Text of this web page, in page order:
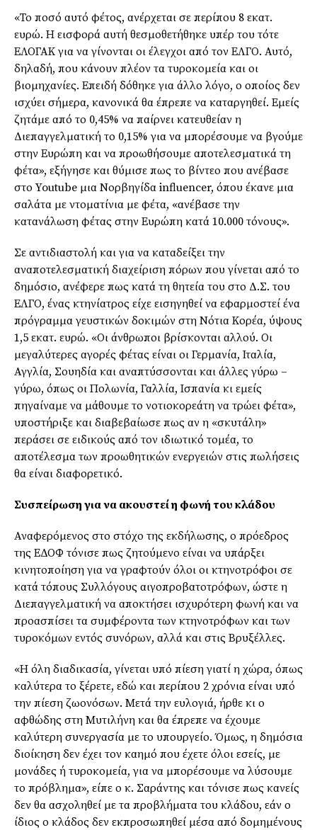
«Το ποσό αυτό φέτος, ανέρχεται σε περίπου 8 εκατ.
ευρώ. Η εισφορά αυτή θεσμοθετήθηκε υπέρ του τότε
ΕΛΟΓΑΚ για να γίνονται οι έλεγχοι από τον ΕΛΓΟ. Αυτό,
δηλαδή, που κάνουν πλέον τα τυροκομεία και οι
βιομηχανίες. Επειδή δόθηκε για άλλο λόγο, ο οποίος δεν
ισχύει σήμερα, κανονικά θα έπρεπε να καταργηθεί. Εμείς
ζητάμε από το 0,45% να παίρνει κατευθείαν η
Διεπαγγελματική το 0,15% για να μπορέσουμε να βγούμε
στην Ευρώπη και να προωθήσουμε αποτελεσματικά τη
φέτα», εξήγησε και θύμισε πως το βίντεο που ανέβασε
στο Youtube μια Νορβηγίδα influencer, όπου έκανε μια
σαλάτα με ντοματίνια με φέτα, «ανέβασε την
κατανάλωση φέτας στην Ευρώπη κατά 10.000 τόνους».
Σε αντιδιαστολή και για να καταδείξει την
αναποτελεσματική διαχείριση πόρων που γίνεται από το
δημόσιο, ανέφερε πως κατά τη θητεία του στο Δ.Σ. του
ΕΛΓΟ, ένας κτηνίατρος είχε εισηγηθεί να εφαρμοστεί ένα
πρόγραμμα γευστικών δοκιμών στη Νότια Κορέα, ύψους
1,5 εκατ. ευρώ. «Οι άνθρωποι βρίσκονται αλλού. Οι
μεγαλύτερες αγορές φέτας είναι οι Γερμανία, Ιταλία,
Αγγλία, Σουηδία και αναπτύσσονται και άλλες γύρω –
γύρω, όπως οι Πολωνία, Γαλλία, Ισπανία κι εμείς
πηγαίναμε να μάθουμε το νοτιοκορεάτη να τρώει φέτα»,
υποστήριξε και διαβεβαίωσε πως αν η «σκυτάλη»
περάσει σε ειδικούς από τον ιδιωτικό τομέα, το
αποτέλεσμα των προωθητικών ενεργειών στις πωλήσεις
θα είναι διαφορετικό.
Συσπείρωση για να ακουστεί η φωνή του κλάδου
Αναφερόμενος στο στόχο της εκδήλωσης, ο πρόεδρος
της ΕΔΟΦ τόνισε πως ζητούμενο είναι να υπάρξει
κινητοποίηση για να γραφτούν όλοι οι κτηνοτρόφοι σε
κατά τόπους Συλλόγους αιγοπροβατοτρόφων, ώστε η
Διεπαγγελματική να αποκτήσει ισχυρότερη φωνή και να
προασπίσει τα συμφέροντα των κτηνοτρόφων και των
τυροκόμων εντός συνόρων, αλλά και στις Βρυξέλλες.
«Η όλη διαδικασία, γίνεται υπό πίεση γιατί η χώρα, όπως
καλύτερα το ξέρετε, εδώ και περίπου 2 χρόνια είναι υπό
την πίεση ζωονόσων. Μετά την ευλογιά, ήρθε κι ο
αφθώδης στη Μυτιλήνη και θα έπρεπε να έχουμε
καλύτερη συνεργασία με το υπουργείο. Όμως, η δημόσια
διοίκηση δεν έχει τον καημό που έχετε όλοι εσείς, με
μονάδες ή τυροκομεία, για να μπορέσουμε να λύσουμε
το πρόβλημα», είπε ο κ. Σαράντης και τόνισε πως κανείς
δεν θα ασχοληθεί με τα προβλήματα του κλάδου, εάν ο
ίδιος ο κλάδος δεν εκπροσωπηθεί μέσα από δομημένους